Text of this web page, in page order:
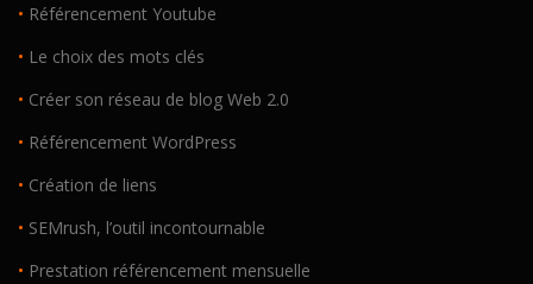
• Référencement Youtube
• Le choix des mots clés
• Créer son réseau de blog Web 2.0
• Référencement WordPress
• Création de liens
• SEMrush, l’outil incontournable
• Prestation référencement mensuelle